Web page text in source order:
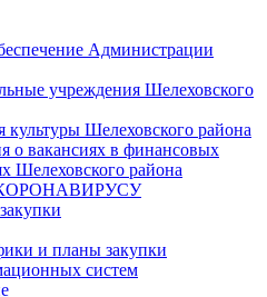
Администрации
учреждения Шелеховского
культуры Шелеховского района
о вакансиях в финансовых
Шелеховского района
КОРОНАВИРУСУ
и планы закупки
систем